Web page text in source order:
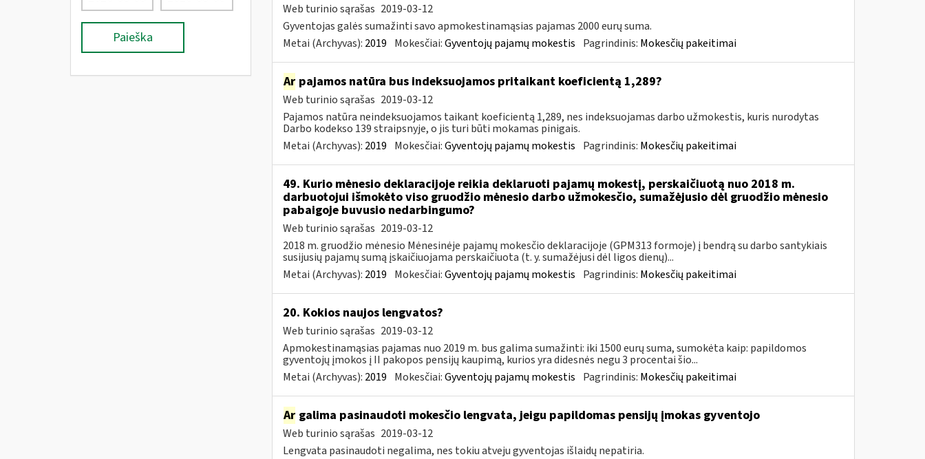
Paieška
Web turinio sąrašas 2019-03-12
Gyventojas galės sumažinti savo apmokestinamąsias pajamas 2000 eurų suma.
Metai (Archyvas): 2019 Mokesčiai:Gyventojų pajamų mokestis Pagrindinis: Mokesčių pakeitimai
Arpajamos natūra bus indeksuojamos pritaikant koeficientą 1,289?
Web turinio sąrašas 2019-03-12
Pajamos natūra neindeksuojamos taikant koeficientą 1,289, nes indeksuojamas darbo užmokestis, kuris nurodytas
Darbo kodekso 139 straipsnyje, o jis turi būti mokamas pinigais.
Metai (Archyvas): 2019 Mokesčiai:Gyventojų pajamų mokestis Pagrindinis: Mokesčių pakeitimai
49. Kurio mėnesio deklaracijoje reikia deklaruoti pajamų mokestį, perskaičiuotą nuo 2018 m.
darbuotojui išmokėto viso gruodžio mėnesio darbo užmokesčio, sumažėjusio dėl gruodžio mėnesio
pabaigoje buvusio nedarbingumo?
Web turinio sąrašas 2019-03-12
2018 m. gruodžio mėnesio Mėnesinėje pajamų mokesčio deklaracijoje (GPM313 formoje) į bendrą su darbo santykiais
susijusių pajamų sumą įskaičiuojama perskaičiuota (t. y. sumažėjusi dėl ligos dienų)...
Metai (Archyvas): 2019 Mokesčiai:Gyventojų pajamų mokestis Pagrindinis: Mokesčių pakeitimai
20. Kokios naujos lengvatos?
Web turinio sąrašas 2019-03-12
Apmokestinamąsias pajamas nuo 2019 m. bus galima sumažinti: iki 1500 eurų suma, sumokėta kaip: papildomos
gyventojų įmokos į II pakopos pensijų kaupimą, kurios yra didesnės negu 3 procentai šio...
Metai (Archyvas): 2019 Mokesčiai:Gyventojų pajamų mokestis Pagrindinis: Mokesčių pakeitimai
Argalima pasinaudoti mokesčio lengvata, jeigu papildomas pensijų įmokas gyventojo
Web turinio sąrašas 2019-03-12
Lengvata pasinaudoti negalima, nes tokiu atveju gyventojas išlaidų nepatiria.